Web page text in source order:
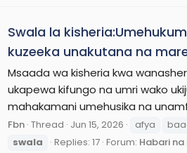
Swala la
kuzeeka unakutana na
Msaada wa kisheria kwa
ukapewa kifungo na umri wako
mahakamani umehusika na
Fbn Thread Jun 15, 2026 afya
swala
Replies: 17 Forum: Habari